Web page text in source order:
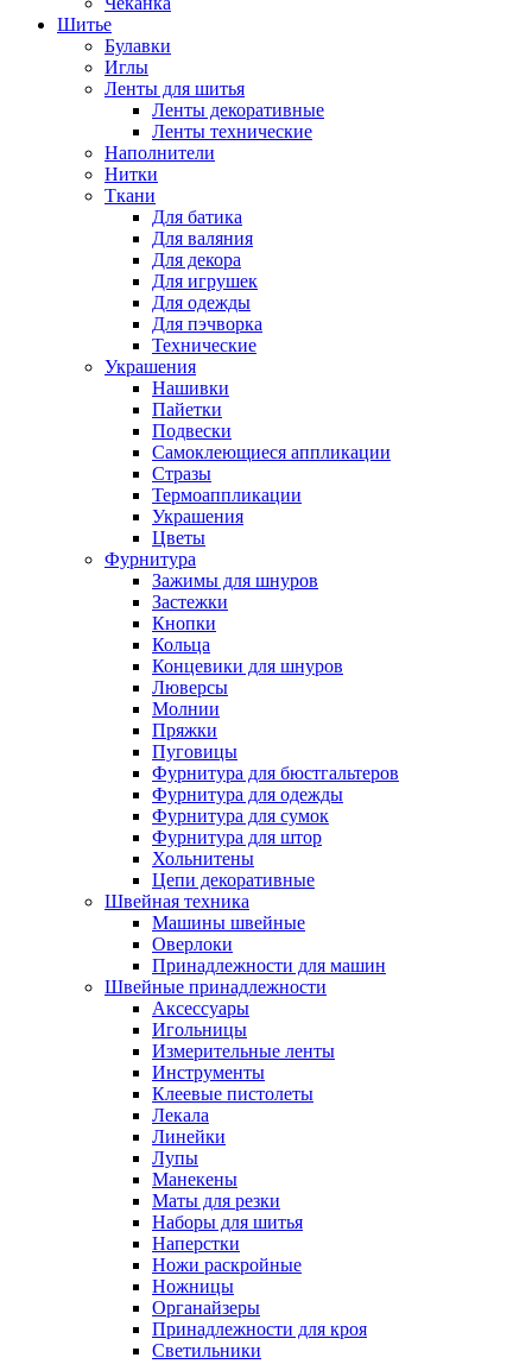
Шитье
Булавки
Иглы
Ленты для шитья
Ленты декоративные
Ленты технические
Наполнители
Нитки
Ткани
Для батика
Для валяния
Для декора
Для игрушек
Для одежды
Для пэчворка
Технические
Украшения
Нашивки
Пайетки
Подвески
Самоклеющиеся аппликации
Стразы
Термоаппликации
Украшения
Цветы
Фурнитура
Зажимы для шнуров
Застежки
Кнопки
Кольца
Концевики для шнуров
Люверсы
Молнии
Пряжки
Пуговицы
Фурнитура для бюстгальтеров
Фурнитура для одежды
Фурнитура для сумок
Фурнитура для штор
Хольнитены
Цепи декоративные
Швейная техника
Машины швейные
Оверлоки
Принадлежности для машин
Швейные принадлежности
Аксессуары
Игольницы
Измерительные ленты
Инструменты
Клеевые пистолеты
Лекала
Линейки
Лупы
Манекены
Маты для резки
Наборы для шитья
Наперстки
Ножи раскройные
Ножницы
Органайзеры
Принадлежности для кроя
Светильники